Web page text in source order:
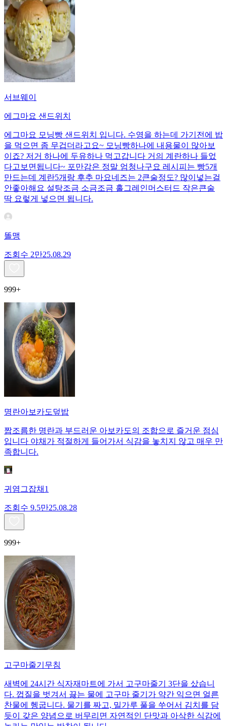
서브웨이
에그마요 샌드위치
에그마요 모닝빵 샌드위치 입니다. 수영을 하는데 가기전에 밥
을 먹으면 좀 무겁더라고요~ 모닝빵하나에 내용물이 많아보
이죠? 저거 하나에 두유하나 먹고갑니다 거의 계란하나 들었
다고보면됩니다~ 포만감은 정말 엄청나구요 레시피는 빵5개
만드는데 계란5개랑 후추 마요네즈는 2큰술정도? 많이넣는걸
안좋아해요 설탕조금 소금조금 홀그레인머스터드 작은큰술
딱 요렇게 넣으면 됩니다.
똘맹
조회수 2만25.08.29
999+
명란아보카도덮밥
짭조름한 명란과 부드러운 아보카도의 조합으로 즐거운 점심
입니다 야채가 적절하게 들어가서 식감을 놓치지 않고 매우 만
족합니다.
귀염그잡채1
조회수 9.5만25.08.28
999+
고구마줄기무침
새벽에 24시간 식자재마트에 가서 고구마줄기 3단을 샀습니
다. 껍질을 벗겨서 끓는 물에 고구마 줄기가 약간 익으면 얼른
찬물에 헹굽니다. 물기를 짜고, 밀가루 풀을 쑤어서 김치를 담
듯이 갖은 양념으로 버무리면 자연적인 단맛과 아삭한 식감에